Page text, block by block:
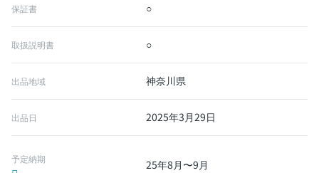
保証書 ○
取扱説明書 ○
出品地域 神奈川県
出品日 2025年3月29日
予定納期 25年8月〜9月